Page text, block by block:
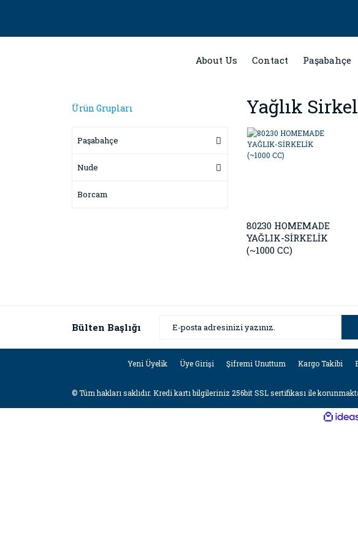
About Us Contact Paşabahçe
Ürün Grupları
Paşabahçe
Nude
Borcam
Yağlık
80230 HOMEMADE
YAĞLIK-SİRKELİK
(~1000 CC)
Bülten Başlığı
Yeni Üyelik Üye Girişi Şifremi Unuttum Kargo Takibi
© Tüm hakları saklıdır. Kredi kartı bilgileriniz 256bit SSL sertifikası ile